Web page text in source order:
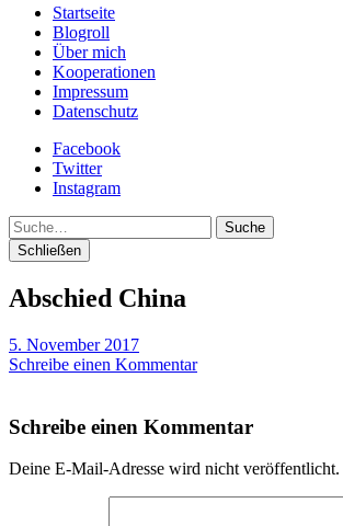
Startseite
Blogroll
Über mich
Kooperationen
Impressum
Datenschutz
Facebook
Twitter
Instagram
Suche
Schließen
Abschied China
5. November 2017
Schreibe einen Kommentar
Schreibe einen Kommentar
Deine E-Mail-Adresse wird nicht veröffentlicht.